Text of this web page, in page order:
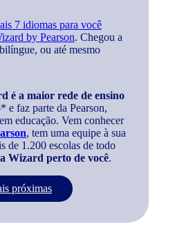
7 idiomas para você
by Pearson. Chegou a
ou até mesmo
é a maior rede de ensino
* e faz parte da Pearson,
educação. Vem conhecer
, tem uma equipe à sua
de 1.200 escolas de todo
Wizard perto de você.
próximas